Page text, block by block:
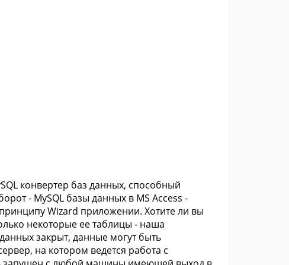
конвертер баз данных, способный
- MySQL базы данных в MS Access -
Wizard приложении. Хотите ли вы
некоторые ее таблицы - наша
закрыт, данные могут быть
на котором ведется работа с